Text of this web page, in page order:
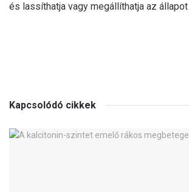
és lassíthatja vagy megállíthatja az
Kapcsolódó cikkek